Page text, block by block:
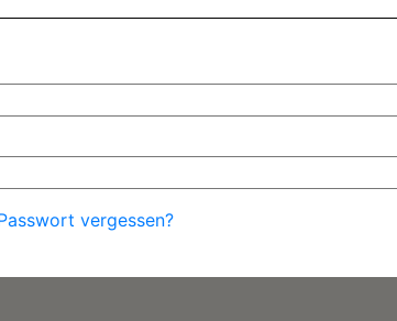
vergessen?